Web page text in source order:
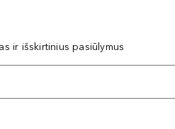
ir išskirtinius pasiūlymus